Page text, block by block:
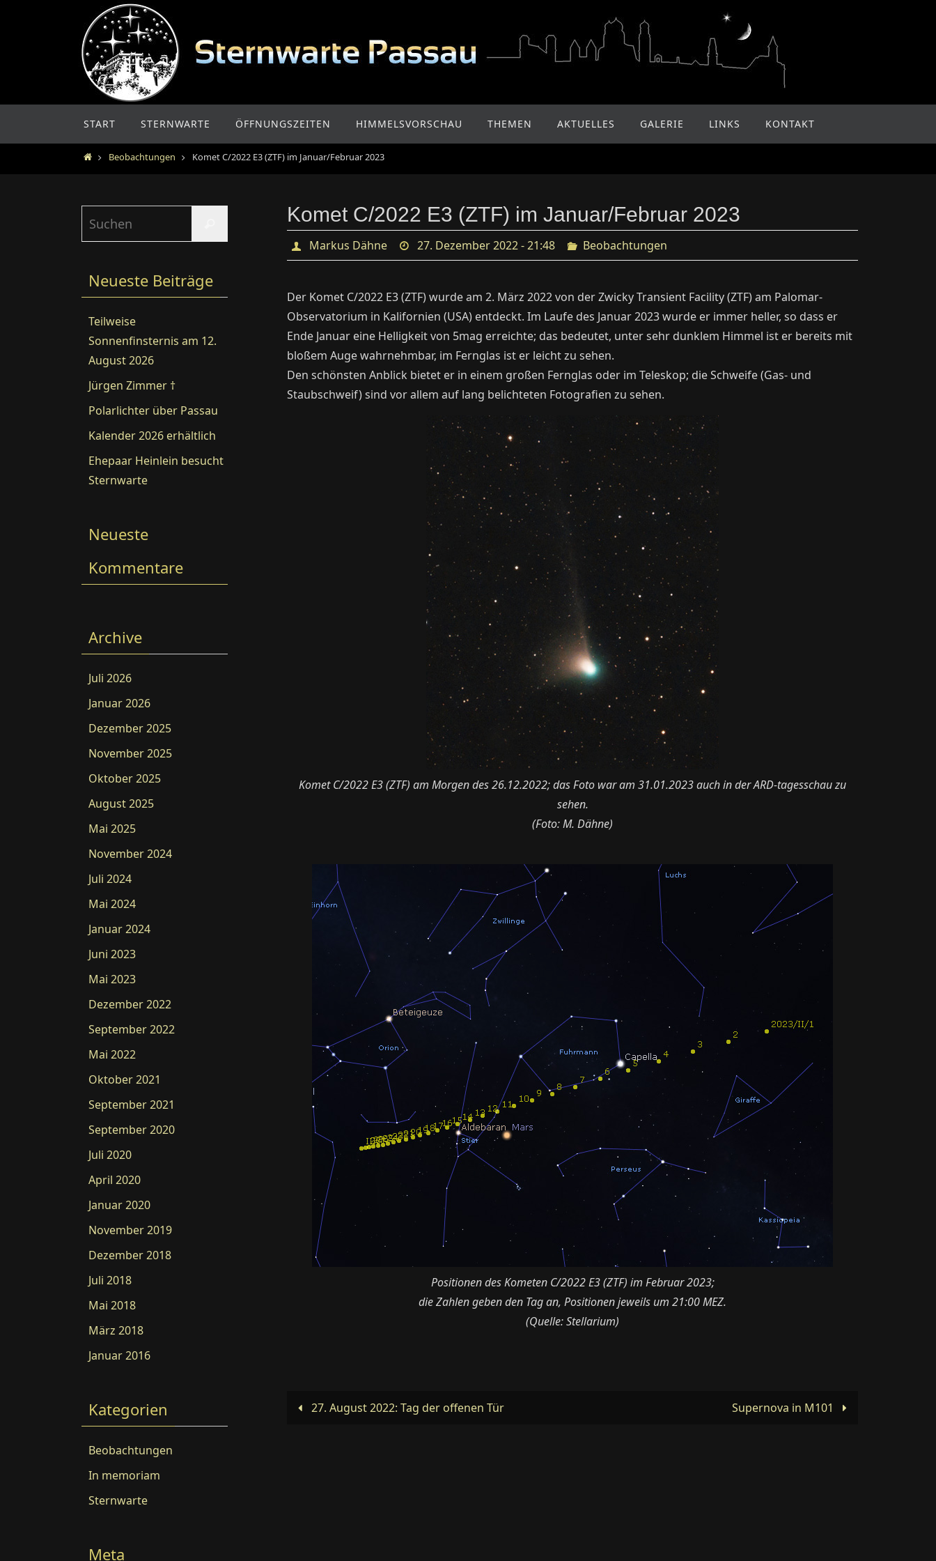
springen
START STERNWARTE ÖFFNUNGSZEITEN HIMMELSVORSCHAU THEMEN AKTUELLES GALERIE LINKS KONTAKT
HomeBeobachtungen Komet C/2022 E3 (ZTF) im Januar/Februar 2023
Komet C/2022 E3 (ZTF) im Januar/Februar 2023
Markus Dähne 27. Dezember 2022 - 21:48 Beobachtungen
Der Komet C/2022 E3 (ZTF) wurde am 2. März 2022 von der Zwicky Transient Facility (ZTF) am Palomar-
Observatorium in Kalifornien (USA) entdeckt. Im Laufe des Januar 2023 wurde er immer heller, so dass er
Ende Januar eine Helligkeit von 5mag erreichte; das bedeutet, unter sehr dunklem Himmel ist er bereits mit
bloßem Auge wahrnehmbar, im Fernglas ist er leicht zu sehen.
Den schönsten Anblick bietet er in einem großen Fernglas oder im Teleskop; die Schweife (Gas- und
Staubschweif) sind vor allem auf lang belichteten Fotografien zu sehen.
Komet C/2022 E3 (ZTF) am Morgen des 26.12.2022; das Foto war am 31.01.2023 auch in der ARD-tagesschau zu
sehen.
(Foto: M. Dähne)
Positionen des Kometen C/2022 E3 (ZTF) im Februar 2023;
die Zahlen geben den Tag an, Positionen jeweils um 21:00 MEZ.
(Quelle: Stellarium)
27. August 2022: Tag der offenen Tür Supernova in M101
Neueste Beiträge
Teilweise
Sonnenfinsternis am 12.
August 2026
Jürgen Zimmer †
Polarlichter über Passau
Kalender 2026 erhältlich
Ehepaar Heinlein besucht
Sternwarte
Neueste
Kommentare
Archive
Juli 2026
Januar 2026
Dezember 2025
November 2025
Oktober 2025
August 2025
Mai 2025
November 2024
Juli 2024
Mai 2024
Januar 2024
Juni 2023
Mai 2023
Dezember 2022
September 2022
Mai 2022
Oktober 2021
September 2021
September 2020
Juli 2020
April 2020
Januar 2020
November 2019
Dezember 2018
Juli 2018
Mai 2018
März 2018
Januar 2016
Kategorien
Beobachtungen
In memoriam
Sternwarte
Meta